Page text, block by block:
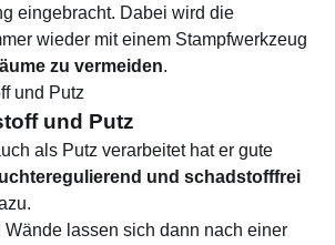
eingebracht. Dabei wird die
wieder mit einem Stampfwerkzeug
zu vermeiden.
und Putz
als Putz verarbeitet hat er gute
und schadstofffrei
Wände lassen sich dann nach einer